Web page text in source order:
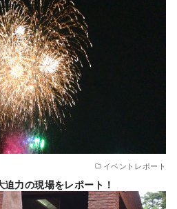
イベントレポート
力の現場をレポート！